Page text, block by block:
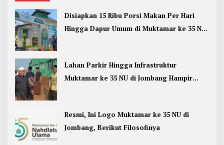
Disiapkan 15 Ribu Porsi Makan Per Hari
Hingga Dapur Umum di Muktamar ke 35 NU
Lahan Parkir Hingga Infrastruktur
Muktamar ke 35 NU di Jombang Hampir
Resmi, Ini Logo Muktamar ke 35 NU di
Jombang, Berikut Filosofinya